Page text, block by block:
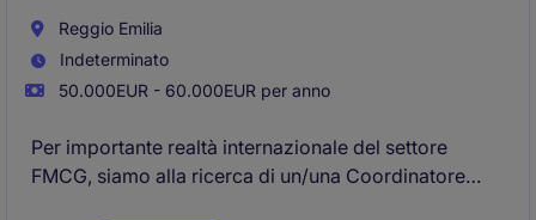
Reggio Emilia
Indeterminato
50.000EUR - 60.000EUR per anno
Per importante realtà internazionale del settore
FMCG, siamo alla ricerca di un/una Coordinatore